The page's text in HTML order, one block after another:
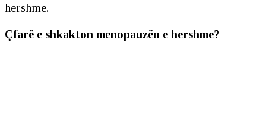
hershme.
Çfarë e shkakton menopauzën e hershme?